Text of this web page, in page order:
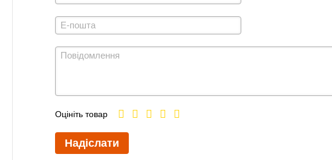
Оцініть товар
Надіслати